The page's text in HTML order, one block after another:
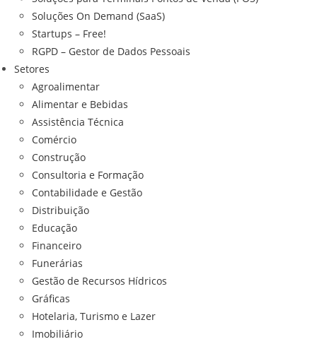
Soluções On Demand (SaaS)
Startups – Free!
RGPD – Gestor de Dados Pessoais
Setores
Agroalimentar
Alimentar e Bebidas
Assistência Técnica
Comércio
Construção
Consultoria e Formação
Contabilidade e Gestão
Distribuição
Educação
Financeiro
Funerárias
Gestão de Recursos Hídricos
Gráficas
Hotelaria, Turismo e Lazer
Imobiliário